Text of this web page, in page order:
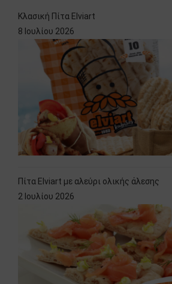
Κλασική Πίτα Elviart
8 Ιουλίου 2026
Πίτα Elviart με αλεύρι ολικής άλεσης
2 Ιουλίου 2026